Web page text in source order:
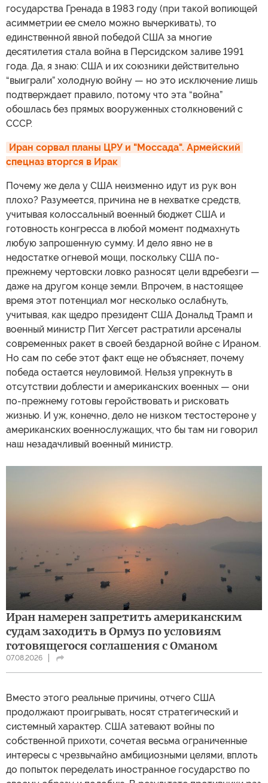
государства Гренада в 1983 году (при такой вопиющей
асимметрии ее смело можно вычеркивать), то
единственной явной победой США за многие
десятилетия стала война в Персидском заливе 1991
года. Да, я знаю: США и их союзники действительно
“выиграли” холодную войну — но это исключение лишь
подтверждает правило, потому что эта “война”
обошлась без прямых вооруженных столкновений с
СССР.
Иран сорвал планы ЦРУ и "Моссада". Армейский
спецназ вторгся в Ирак
Почему же дела у США неизменно идут из рук вон
плохо? Разумеется, причина не в нехватке средств,
учитывая колоссальный военный бюджет США и
готовность конгресса в любой момент подмахнуть
любую запрошенную сумму. И дело явно не в
недостатке огневой мощи, поскольку США по-
прежнему чертовски ловко разносят цели вдребезги —
даже на другом конце земли. Впрочем, в настоящее
время этот потенциал мог несколько ослабнуть,
учитывая, как щедро президент США Дональд Трамп и
военный министр Пит Хегсет растратили арсеналы
современных ракет в своей бездарной войне с Ираном.
Но сам по себе этот факт еще не объясняет, почему
победа остается неуловимой. Нельзя упрекнуть в
отсутствии доблести и американских военных — они
по-прежнему готовы геройствовать и рисковать
жизнью. И уж, конечно, дело не низком тестостероне у
американских военнослужащих, что бы там ни говорил
наш незадачливый военный министр.
Иран намерен запретить американским
судам заходить в Ормуз по условиям
готовящегося соглашения с Оманом
07.08.2026
Вместо этого реальные причины, отчего США
продолжают проигрывать, носят стратегический и
системный характер. США затевают войны по
собственной прихоти, сочетая весьма ограниченные
интересы с чрезвычайно амбициозными целями, вплоть
до попыток переделать иностранное государство по